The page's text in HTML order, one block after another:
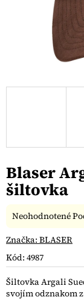
Blaser
šiltovka
Kód: 4987
Šiltovka Argali
svojím odznakom
Priemerné
produktu
0,0
5
hviezdičiek.
Neohodnotené
Značka: BLASER